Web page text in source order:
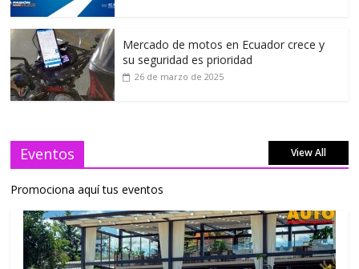
Mercado de motos en Ecuador crece y
su seguridad es prioridad
26 de marzo de 2025
Eventos View All
Promociona aquí tus eventos